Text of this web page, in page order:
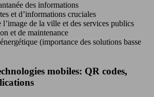
des informations
et d’informations cruciales
de la ville et des services publics
et de maintenance
(importance des solutions basse
mobiles: QR codes,